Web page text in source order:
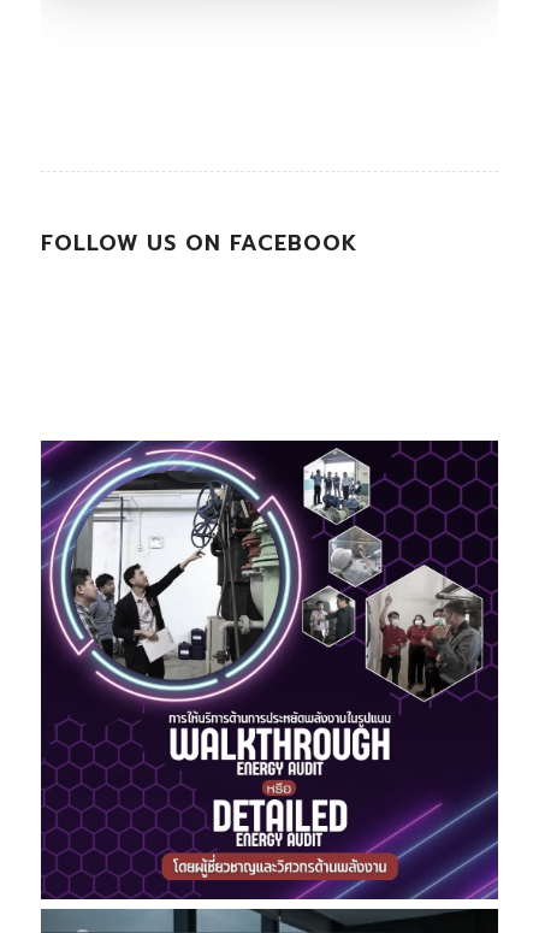
FOLLOW US ON FACEBOOK